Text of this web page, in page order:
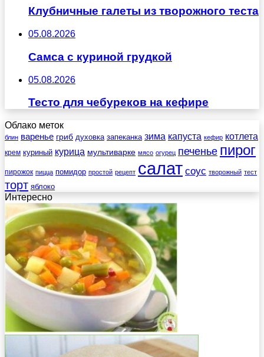
Клубничные галеты из творожного теста
05.08.2026
Самса с куриной грудкой
05.08.2026
Тесто для чебуреков на кефире
Облако меток
блин варенье гриб духовка запеканка зима капуста кефир котлета
крем куриный курица мультиварке мясо огурец печенье пирог
пирожок пицца помидор простой рецепт салат соус творожный тест
торт яблоко
Интересно